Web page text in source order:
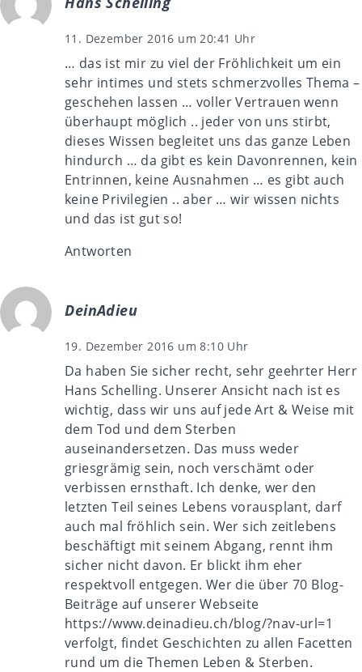
11. Dezember 2016 um 20:41 Uhr
… das ist mir zu viel der Fröhlichkeit um ein
sehr intimes und stets schmerzvolles Thema –
geschehen lassen … voller Vertrauen wenn
überhaupt möglich .. jeder von uns stirbt,
dieses Wissen begleitet uns das ganze Leben
hindurch … da gibt es kein Davonrennen, kein
Entrinnen, keine Ausnahmen … es gibt auch
keine Privilegien .. aber … wir wissen nichts
und das ist gut so!
Antworten
DeinAdieu
19. Dezember 2016 um 8:10 Uhr
Da haben Sie sicher recht, sehr geehrter Herr
Hans Schelling. Unserer Ansicht nach ist es
wichtig, dass wir uns auf jede Art & Weise mit
dem Tod und dem Sterben
auseinandersetzen. Das muss weder
griesgrämig sein, noch verschämt oder
verbissen ernsthaft. Ich denke, wer den
letzten Teil seines Lebens vorausplant, darf
auch mal fröhlich sein. Wer sich zeitlebens
beschäftigt mit seinem Abgang, rennt ihm
sicher nicht davon. Er blickt ihm eher
respektvoll entgegen. Wer die über 70 Blog-
Beiträge auf unserer Webseite
https://www.deinadieu.ch/blog/?nav-url=1
verfolgt, findet Geschichten zu allen Facetten
rund um die Themen Leben & Sterben.